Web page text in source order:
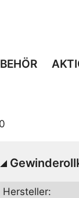
Hersteller: